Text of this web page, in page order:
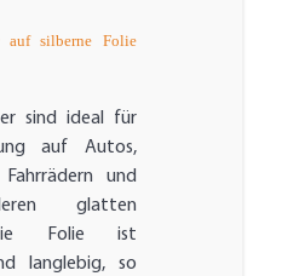
auf silberne Folie
sind ideal für
auf Autos,
und
glatten
Folie ist
langlebig, so